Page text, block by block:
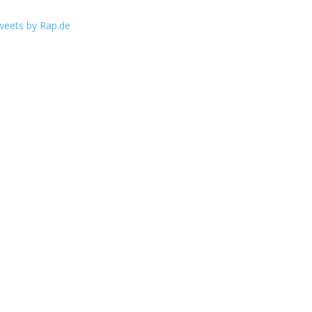
by Rap.de